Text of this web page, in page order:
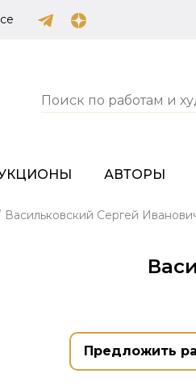
АВТОРЫ
Васильковский Сергей
Предложить